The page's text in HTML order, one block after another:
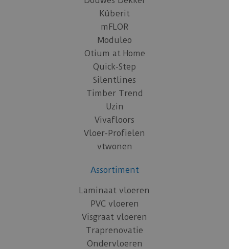
Küberit
mFLOR
Moduleo
Otium at Home
Quick-Step
Silentlines
Timber Trend
Uzin
Vivafloors
Vloer-Profielen
vtwonen
Assortiment
Laminaat vloeren
PVC vloeren
Visgraat vloeren
Traprenovatie
Ondervloeren